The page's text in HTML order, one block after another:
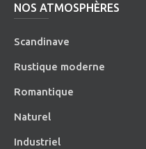
NOS ATMOSPHÈRES
Scandinave
Rustique moderne
Romantique
Naturel
Industriel